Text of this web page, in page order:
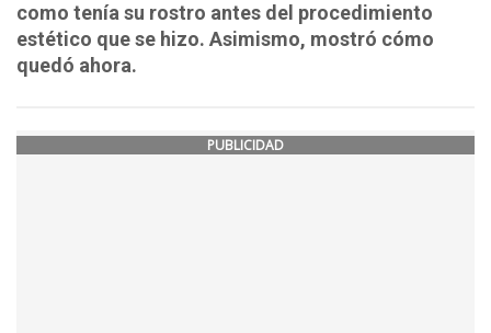
como tenía su rostro antes del procedimiento
estético que se hizo. Asimismo, mostró cómo
quedó ahora.
PUBLICIDAD